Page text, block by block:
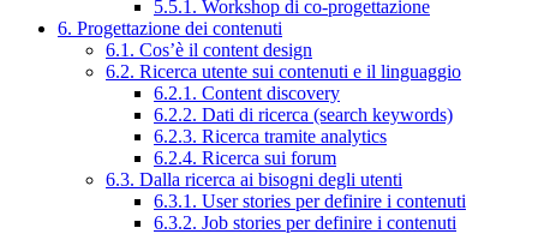
5.5.1. Workshop di co-progettazione
6. Progettazione dei contenuti
6.1. Cos’è il content design
6.2. Ricerca utente sui contenuti e il linguaggio
6.2.1. Content discovery
6.2.2. Dati di ricerca (search keywords)
6.2.3. Ricerca tramite analytics
6.2.4. Ricerca sui forum
6.3. Dalla ricerca ai bisogni degli utenti
6.3.1. User stories per definire i contenuti
6.3.2. Job stories per definire i contenuti